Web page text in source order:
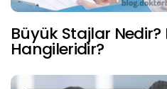
Büyük Stajlar
Hangileridir?